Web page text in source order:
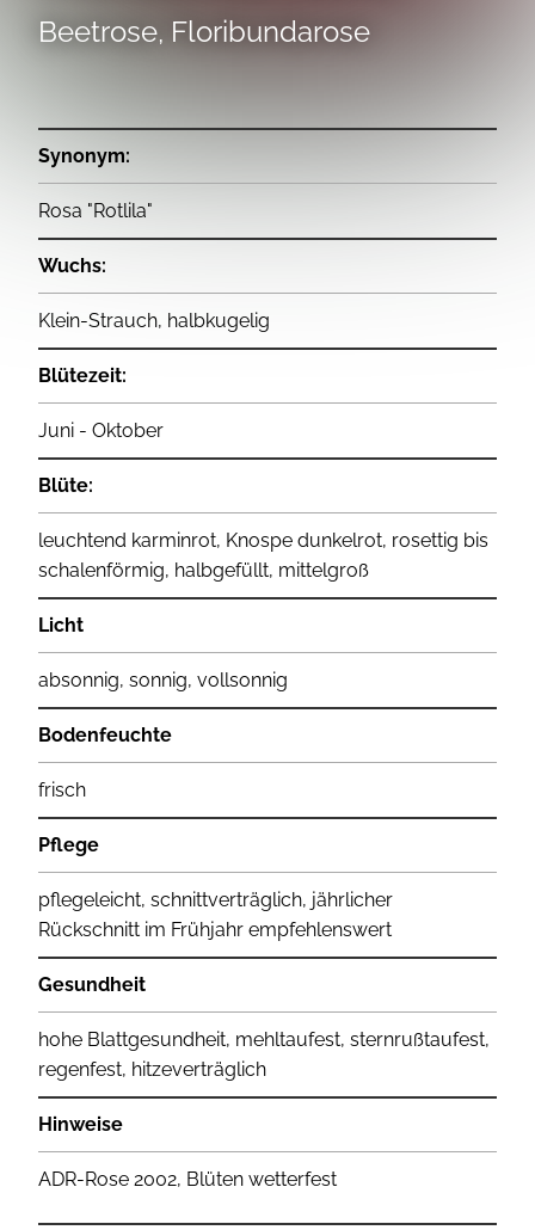
Beetrose, Floribundarose
Synonym:
Rosa "Rotlila"
Wuchs:
Klein-Strauch, halbkugelig
Blütezeit:
Juni - Oktober
Blüte:
leuchtend karminrot, Knospe dunkelrot, rosettig bis
schalenförmig, halbgefüllt, mittelgroß
Licht
absonnig, sonnig, vollsonnig
Bodenfeuchte
frisch
Pflege
pflegeleicht, schnittverträglich, jährlicher
Rückschnitt im Frühjahr empfehlenswert
Gesundheit
hohe Blattgesundheit, mehltaufest, sternrußtaufest,
regenfest, hitzeverträglich
Hinweise
ADR-Rose 2002, Blüten wetterfest